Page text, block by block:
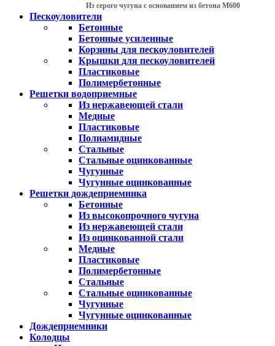
Из серого чугуна с основанием из бетона М600
Пескоуловители
Бетонные
Бетонные усиленные
Корзины для пескоуловителей
Крышки для пескоуловителей
Пластиковые
Полимербетонные
Решетки водоприемные
Из нержавеющей стали
Медные
Пластиковые
Полиамидные
Стальные
Стальные оцинкованные
Чугунные
Чугунные оцинкованные
Решетки дождеприемника
Бетонные
Из высокопрочного чугуна
Из нержавеющей стали
Из оцинкованной стали
Медные
Пластиковые
Полимербетонные
Стальные
Стальные оцинкованные
Чугунные
Чугунные оцинкованные
Дождеприемники
Колодцы